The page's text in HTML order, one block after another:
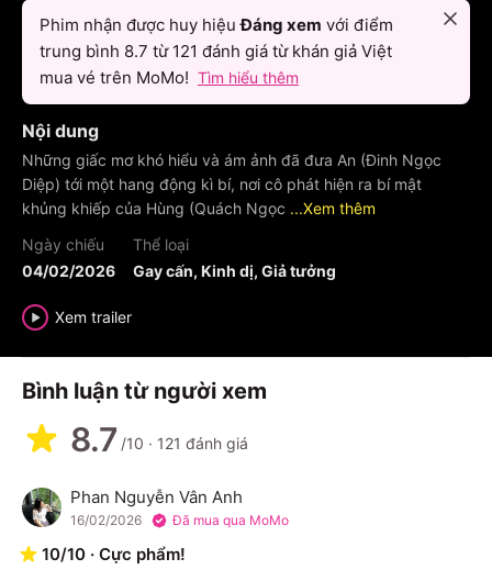
Phim nhận được huy hiệu Đáng xem với điểm
trung bình 8.7 từ 121 đánh giá từ khán giả Việt
mua vé trên MoMo! Tìm hiểu thêm
Nội dung
Những giấc mơ khó hiểu và ám ảnh đã đưa An (Đinh Ngọc
Diệp) tới một hang động kì bí, nơi cô phát hiện ra bí mật
khủng khiếp của Hùng (Quách Ngọc ...Xem thêm
Ngày chiếu
04/02/2026
Thể loại
Gay cấn, Kinh dị, Giả tưởng
Xem trailer
Bình luận từ người xem
8.7 /10 · 121 đánh giá
P Phan Nguyễn Vân Anh
16/02/2026 Đã mua qua MoMo
10/10 · Cực phẩm!